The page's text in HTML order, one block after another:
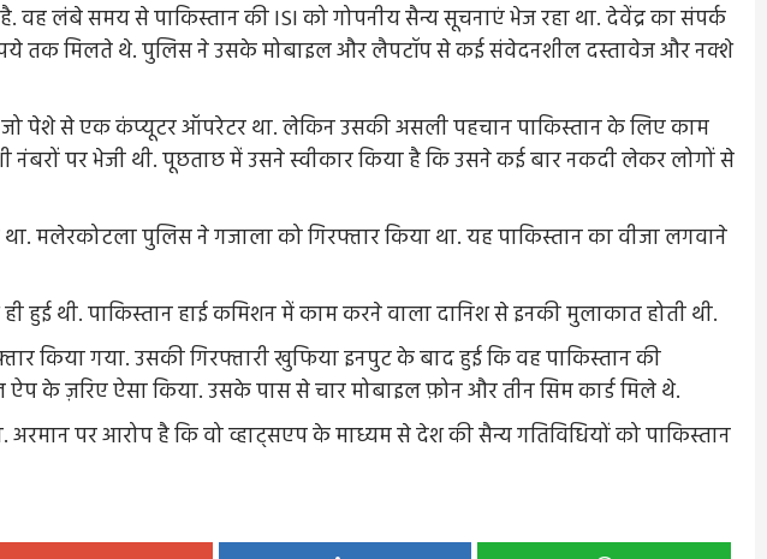
वह लंबे समय से पाकिस्तान की ISI को गोपनीय सैन्य सूचनाएं भेज रहा था. देवेंद्र का संपर्क
तक मिलते थे. पुलिस ने उसके मोबाइल और लैपटॉप से कई संवेदनशील दस्तावेज और नक्शे
जो पेशे से एक कंप्यूटर ऑपरेटर था. लेकिन उसकी असली पहचान पाकिस्तान के लिए काम
नंबरों पर भेजी थी. पूछताछ में उसने स्वीकार किया है कि उसने कई बार नकदी लेकर लोगों से
मलेरकोटला पुलिस ने गजाला को गिरफ्तार किया था. यह पाकिस्तान का वीजा लगवाने
हुई थी. पाकिस्तान हाई कमिशन में काम करने वाला दानिश से इनकी मुलाकात होती थी.
किया गया. उसकी गिरफ्तारी खुफिया इनपुट के बाद हुई कि वह पाकिस्तान की
के ज़रिए ऐसा किया. उसके पास से चार मोबाइल फ़ोन और तीन सिम कार्ड मिले थे.
पर आरोप है कि वो व्हाट्सएप के माध्यम से देश की सैन्य गतिविधियों को पाकिस्तान